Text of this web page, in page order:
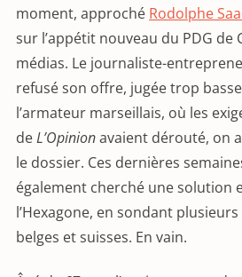
moment, approché Rodolphe
sur l’appétit nouveau du PDG de
médias. Le journaliste-
refusé son offre, jugée trop
l’armateur marseillais, où les
deL’Opinionavaient dérouté, on
le dossier. Ces dernières
également cherché une solution
l’Hexagone, en sondant
belges et suisses. En vain.